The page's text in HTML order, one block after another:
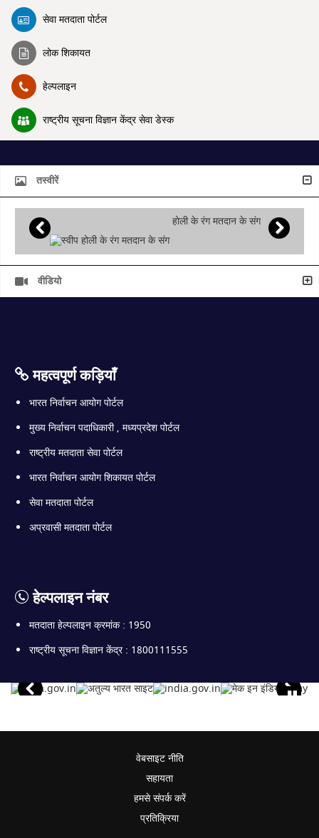
सेवा मतदाता पोर्टल
लोक शिकायत
हेल्पलाइन
राष्ट्रीय सूचना विज्ञान केंद्र सेवा डेस्क
तस्वीरें
होली के रंग मतदान के संग
वीडियो
महत्वपूर्ण कड़ियाँ
भारत निर्वाचन आयोग पोर्टल
मुख्य निर्वाचन पदाधिकारी , मध्यप्रदेश पोर्टल
राष्ट्रीय मतदाता सेवा पोर्टल
भारत निर्वाचन आयोग शिकायत पोर्टल
सेवा मतदाता पोर्टल
अप्रवासी मतदाता पोर्टल
हेल्पलाइन नंबर
मतदाता हेल्पलाइन क्रमांक : 1950
राष्ट्रीय सूचना विज्ञान केंद्र : 1800111555
वेबसाइट नीति
सहायता
हमसे संपर्क करें
प्रतिक्रिया